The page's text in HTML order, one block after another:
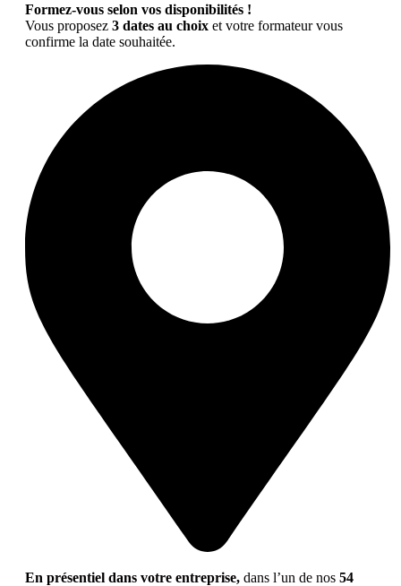
Formez-vous selon vos disponibilités !
Vous proposez 3 dates au choix et votre formateur vous
confirme la date souhaitée.
En présentiel dans votre entreprise, dans l’un de nos 54